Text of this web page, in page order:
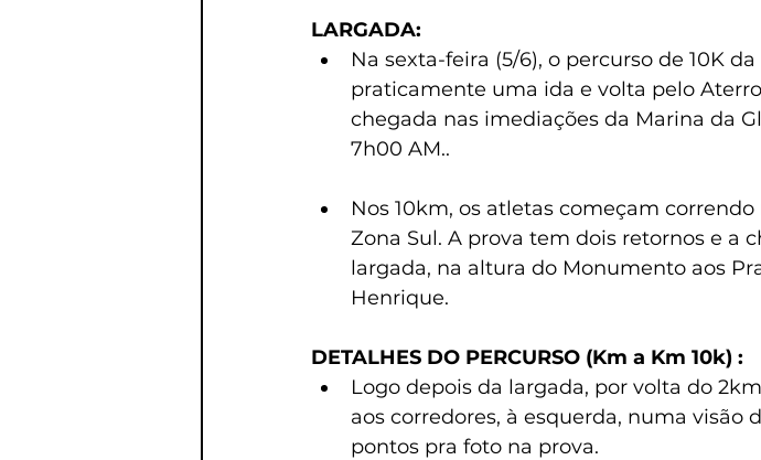
LARGADA:
Na sexta-feira (5/6), o percurso de 10K
praticamente uma ida e volta pelo
chegada nas imediações da Marina da
7h00 AM..
Nos 10km, os atletas começam
Zona Sul. A prova tem dois retornos e a
largada, na altura do Monumento aos
Henrique.
DETALHES DO PERCURSO (Km a Km 10k) :
Logo depois da largada, por volta do
aos corredores, à esquerda, numa
pontos pra foto na prova.